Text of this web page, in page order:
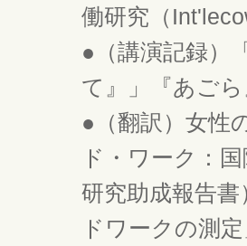
働研究（
●（講演記録）
て』」『あご
●（翻訳）女性
ド・ワーク：
研究助成報告
ドワークの測